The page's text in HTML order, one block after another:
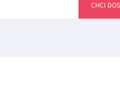
CHCI